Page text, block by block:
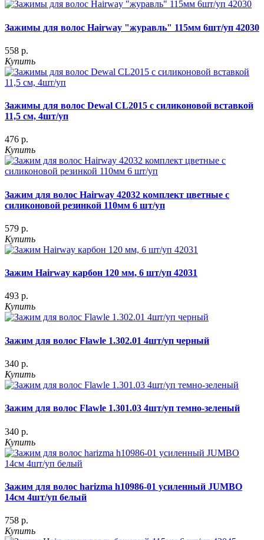
Зажимы для волос Hairway "журавль" 115мм 6шт/уп 42030
558 р.
Купить
Зажимы для волос Dewal CL2015 с силиконовой вставкой
11,5 см, 4шт/уп
476 р.
Купить
Зажим для волос Hairway 42032 комплект цветные с
силиконовой резинкой 110мм 6 шт/уп
579 р.
Купить
Зажим Hairway карбон 120 мм, 6 шт/уп 42031
493 р.
Купить
Зажим для волос Flawle 1.302.01 4шт/уп черный
340 р.
Купить
Зажим для волос Flawle 1.301.03 4шт/уп темно-зеленый
340 р.
Купить
Зажим для волос harizma h10986-01 усиленный JUMBO
14см 4шт/уп белый
758 р.
Купить